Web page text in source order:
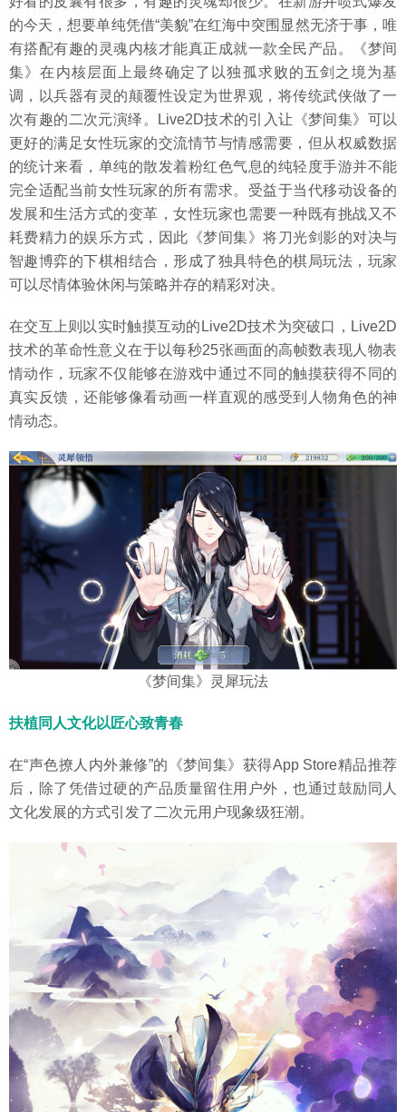
的今天，想要单纯凭借“美貌”在红海中突围显然无济于事，唯
有搭配有趣的灵魂内核才能真正成就一款全民产品。《梦间
集》在内核层面上最终确定了以独孤求败的五剑之境为基
调，以兵器有灵的颠覆性设定为世界观，将传统武侠做了一
次有趣的二次元演绎。Live2D技术的引入让《梦间集》可以
更好的满足女性玩家的交流情节与情感需要，但从权威数据
的统计来看，单纯的散发着粉红色气息的纯轻度手游并不能
完全适配当前女性玩家的所有需求。受益于当代移动设备的
发展和生活方式的变革，女性玩家也需要一种既有挑战又不
耗费精力的娱乐方式，因此《梦间集》将刀光剑影的对决与
智趣博弈的下棋相结合，形成了独具特色的棋局玩法，玩家
可以尽情体验休闲与策略并存的精彩对决。
在交互上则以实时触摸互动的Live2D技术为突破口，Live2D
技术的革命性意义在于以每秒25张画面的高帧数表现人物表
情动作，玩家不仅能够在游戏中通过不同的触摸获得不同的
真实反馈，还能够像看动画一样直观的感受到人物角色的神
情动态。
《梦间集》灵犀玩法
扶植同人文化以匠心致青春
在“声色撩人内外兼修”的《梦间集》获得App Store精品推荐
后，除了凭借过硬的产品质量留住用户外，也通过鼓励同人
文化发展的方式引发了二次元用户现象级狂潮。